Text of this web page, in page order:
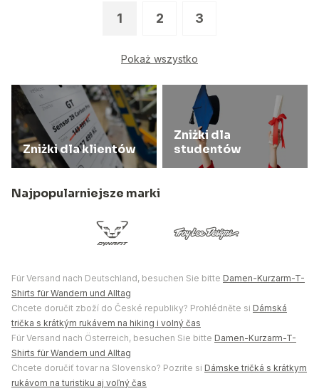
1 2 3
Pokaż wszystko
Zniżki dla klientów
Zniżki dla
studentów
Najpopularniejsze marki
Für Versand nach Deutschland, besuchen Sie bitte Damen-Kurzarm-T-
Shirts für Wandern und Alltag
Chcete doručit zboží do České republiky? Prohlédněte si Dámská
trička s krátkým rukávem na hiking i volný čas
Für Versand nach Österreich, besuchen Sie bitte Damen-Kurzarm-T-
Shirts für Wandern und Alltag
Chcete doručiť tovar na Slovensko? Pozrite si Dámske tričká s krátkym
rukávom na turistiku aj voľný čas